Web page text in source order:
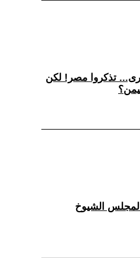
تذكروا مصر! لكن
لمجلس الشيوخ